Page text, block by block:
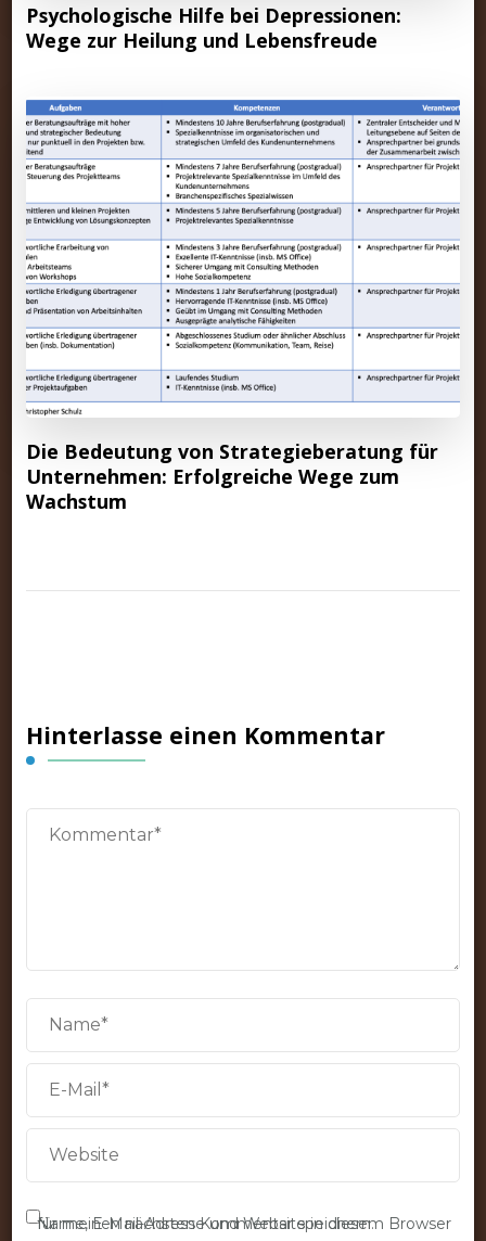
Psychologische Hilfe bei Depressionen:
Wege zur Heilung und Lebensfreude
Die Bedeutung von Strategieberatung für
Unternehmen: Erfolgreiche Wege zum
Wachstum
Hinterlasse einen Kommentar
Name, E-Mail-Adresse und Website in diesem Browser für meinen nächsten Kommentar speichern.